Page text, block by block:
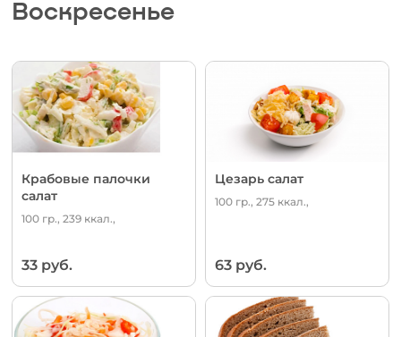
Воскресенье
Крабовые палочки
салат
100 гр., 239 ккал.,
33 руб.
Цезарь салат
100 гр., 275 ккал.,
63 руб.